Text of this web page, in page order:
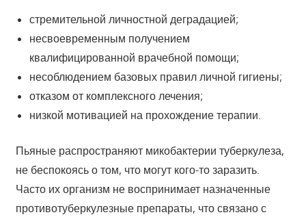
стремительной личностной деградацией;
несвоевременным получением
квалифицированной врачебной помощи;
несоблюдением базовых правил личной гигиены;
отказом от комплексного лечения;
низкой мотивацией на прохождение терапии.
Пьяные распространяют микобактерии туберкулеза,
не беспокоясь о том, что могут кого-то заразить.
Часто их организм не воспринимает назначенные
противотуберкулезные препараты, что связано с